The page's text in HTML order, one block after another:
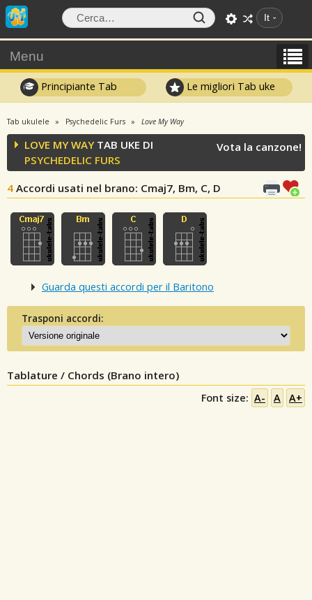
It
Menu
Principiante Tab Le migliori Tab uke
Tab ukulele Psychedelic Furs Love My Way
LOVE MY WAYTAB UKE DI
PSYCHEDELIC FURS
4 Accordi usati nel brano: Cmaj7, Bm, C, D
Vota la canzone!
Guarda questi accordi per il Baritono
Trasponi accordi:
Tablature / Chords (Brano intero)
Font size: A- A A+